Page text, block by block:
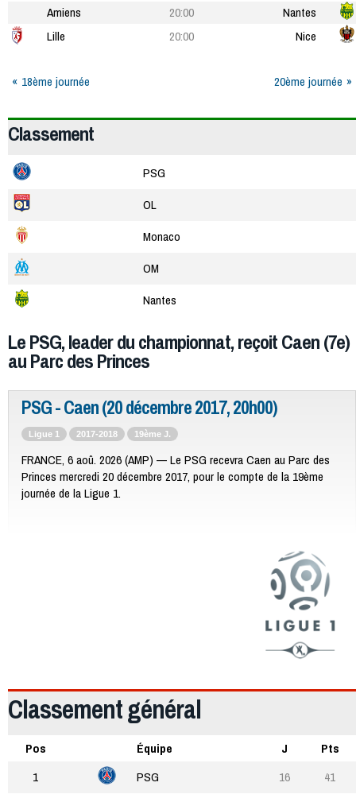
Amiens
20:00
Nantes
Lille
20:00 Nice
18ème journée 20ème journée
Classement
PSG
OL
Monaco
OM
Nantes
Le PSG, leader du championnat, reçoit Caen (7e)
au Parc des Princes
PSG - Caen (20 décembre 2017, 20h00)
Ligue 1 2017-2018 19ème J.
FRANCE, 6 aoû. 2026 (AMP) — Le PSG recevra Caen au Parc des
Princes mercredi 20 décembre 2017, pour le compte de la 19ème
journée de la Ligue 1.
Classement général
Pos Équipe J
Pts
1
PSG 16
41